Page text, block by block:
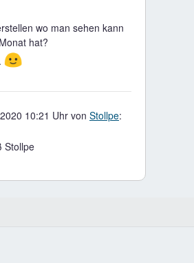
wo man sehen kann
hat?
🙂
10:21 Uhr von Stollpe:
Stollpe